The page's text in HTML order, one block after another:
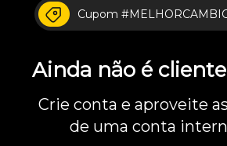
Cupom
Ainda não é
Crie conta e aproveite
de uma conta